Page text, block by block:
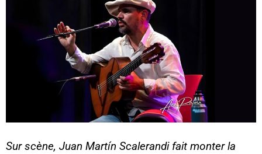
Sur scène, Juan Martín Scalerandi fait monter la